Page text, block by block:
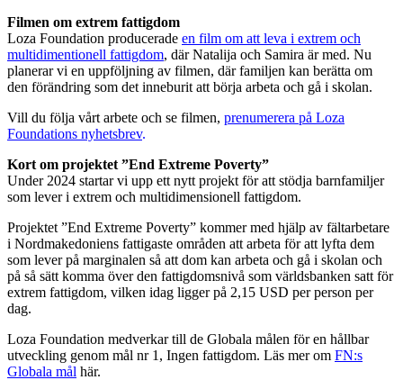
Filmen om extrem fattigdom
Loza Foundation producerade en film om att leva i extrem och
multidimentionell fattigdom, där Natalija och Samira är med. Nu
planerar vi en uppföljning av filmen, där familjen kan berätta om
den förändring som det inneburit att börja arbeta och gå i skolan.
Vill du följa vårt arbete och se filmen, prenumerera på Loza
Foundations nyhetsbrev.
Kort om projektet ”End Extreme Poverty”
Under 2024 startar vi upp ett nytt projekt för att stödja barnfamiljer
som lever i extrem och multidimensionell fattigdom.
Projektet ”End Extreme Poverty” kommer med hjälp av fältarbetare
i Nordmakedoniens fattigaste områden att arbeta för att lyfta dem
som lever på marginalen så att dom kan arbeta och gå i skolan och
på så sätt komma över den fattigdomsnivå som världsbanken satt för
extrem fattigdom, vilken idag ligger på 2,15 USD per person per
dag.
Loza Foundation medverkar till de Globala målen för en hållbar
utveckling genom mål nr 1, Ingen fattigdom. Läs mer om FN:s
Globala mål här.